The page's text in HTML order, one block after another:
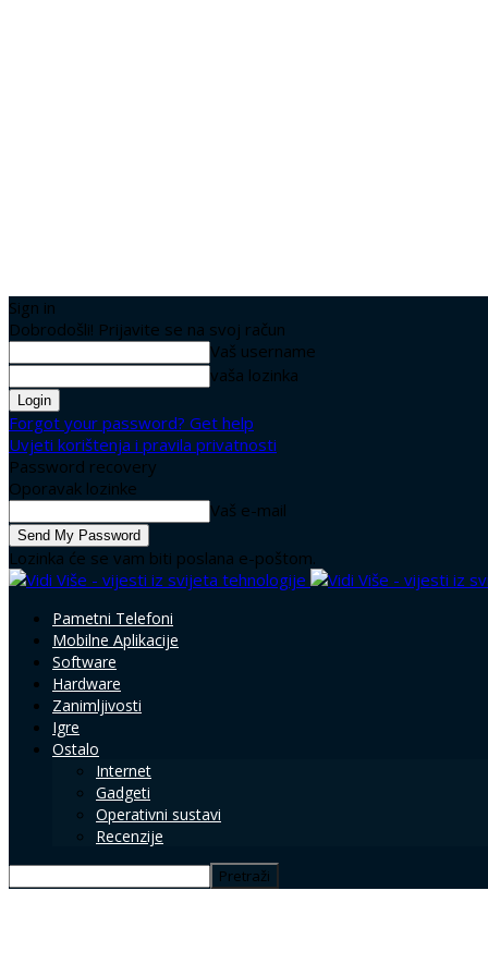
Sign in
Dobrodošli! Prijavite se na svoj račun
Vaš username
vaša lozinka
Forgot your password? Get help
Uvjeti korištenja i pravila privatnosti
Password recovery
Oporavak lozinke
Vaš e-mail
Lozinka će se vam biti poslana e-poštom.
Pametni Telefoni
Mobilne Aplikacije
Software
Hardware
Zanimljivosti
Igre
Ostalo
Internet
Gadgeti
Operativni sustavi
Recenzije